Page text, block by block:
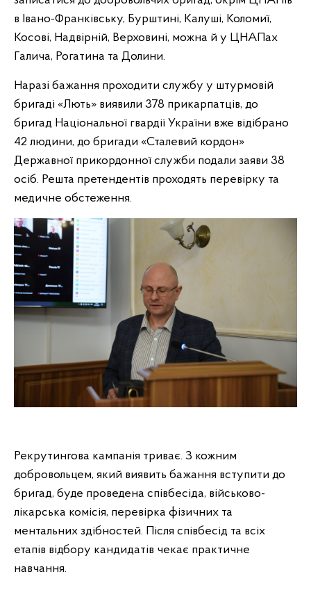
в Івано-Франківську, Бурштині, Калуші, Коломиї,
Косові, Надвірній, Верховині, можна й у ЦНАПах
Галича, Рогатина та Долини.
Наразі бажання проходити службу у штурмовій
бригаді «Лють» виявили 378 прикарпатців, до
бригад Національної гвардії України вже відібрано
42 людини, до бригади «Сталевий кордон»
Державної прикордонної служби подали заяви 38
осіб. Решта претендентів проходять перевірку та
медичне обстеження.
Рекрутингова кампанія триває. З кожним
добровольцем, який виявить бажання вступити до
бригад, буде проведена співбесіда, військово-
лікарська комісія, перевірка фізичних та
ментальних здібностей. Після співбесід та всіх
етапів відбору кандидатів чекає практичне
навчання.